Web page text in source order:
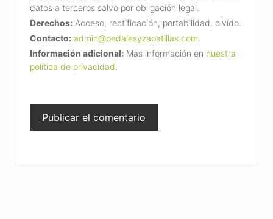
datos a terceros salvo por obligación legal.
Derechos: Acceso, rectificación, portabilidad, olvido.
Contacto: admin@pedalesyzapatillas.com.
Información adicional: Más información en nuestra
política de privacidad.